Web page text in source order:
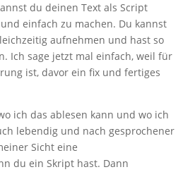
du deinen Text als Script
einfach zu machen. Du kannst
aufnehmen und hast so
Ich sage jetzt mal einfach, weil für
ist, davor ein fix und fertiges
ich das ablesen kann und wo ich
lebendig und nach gesprochener
Sicht eine
du ein Skript hast. Dann